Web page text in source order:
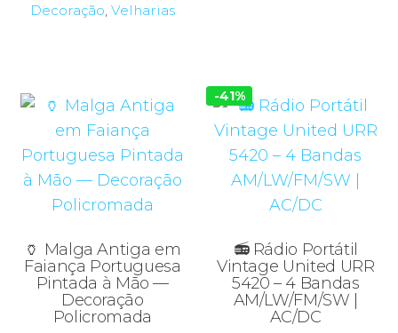
Decoração, Velharias
🏺 Malga Antiga em
Faiança Portuguesa
Pintada à Mão —
Decoração
Policromada
-41%
📻 Rádio Portátil
Vintage United URR
5420 – 4 Bandas
AM/LW/FM/SW |
AC/DC